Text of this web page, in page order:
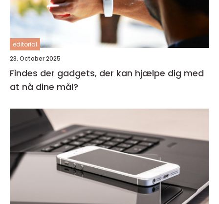
editorial
23. October 2025
Findes der gadgets, der kan hjælpe dig med
at nå dine mål?